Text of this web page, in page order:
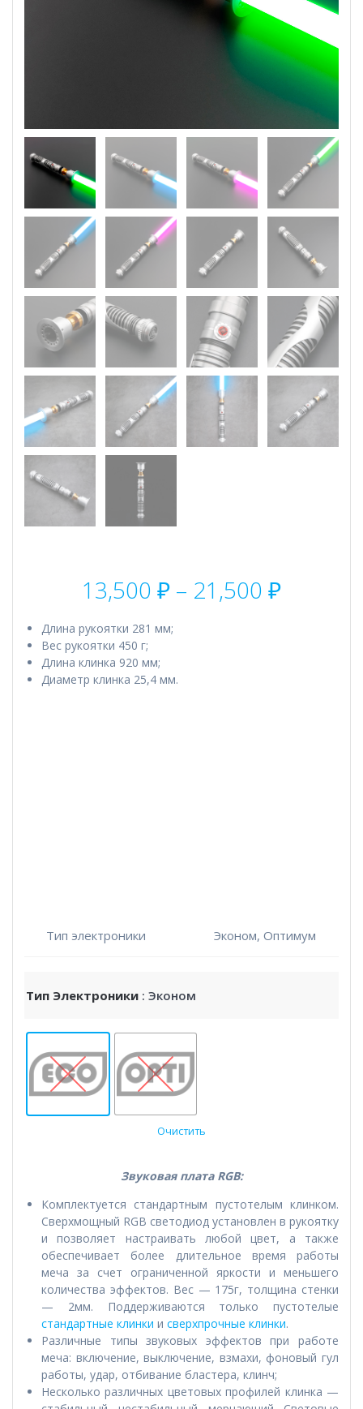
13,500 ₽ – 21,500 ₽
Длина рукоятки 281 мм;
Вес рукоятки 450 г;
Длина клинка 920 мм;
Диаметр клинка 25,4 мм.
Тип электроники Эконом, Оптимум
Тип Электроники : Эконом
Очистить
Звуковая плата RGB:
Комплектуется стандартным пустотелым клинком.
Сверхмощный RGB светодиод установлен в рукоятку
и позволяет настраивать любой цвет, а также
обеспечивает более длительное время работы
меча за счет ограниченной яркости и меньшего
количества эффектов. Вес — 175г, толщина стенки
— 2мм. Поддерживаются только пустотелые
стандартные клинки и сверхпрочные клинки.
Различные типы звуковых эффектов при работе
меча: включение, выключение, взмахи, фоновый гул
работы, удар, отбивание бластера, клинч;
Несколько различных цветовых профилей клинка —